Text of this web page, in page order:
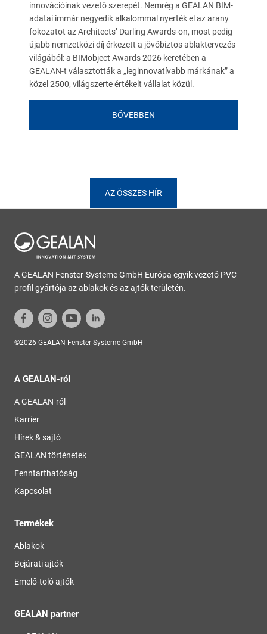
innovációinak vezető szerepét. Nemrég a GEALAN BIM-
adatai immár negyedik alkalommal nyerték el az arany
fokozatot az Architects’ Darling Awards-on, most pedig
újabb nemzetközi díj érkezett a jövőbiztos ablaktervezés
világából: a BIMobject Awards 2026 keretében a
GEALAN-t választották a „leginnovatívabb márkának” a
közel 2500, világszerte értékelt vállalat közül.
BŐVEBBEN
AZ ÖSSZES HÍR
A GEALAN Fenster-Systeme GmbH Európa egyik vezető PVC
profil gyártója az ablakok és az ajtók területén.
©2026 GEALAN Fenster-Systeme GmbH
A GEALAN-ról
A GEALAN-ról
Karrier
Hírek & sajtó
GEALAN történetek
Fenntarthatóság
Kapcsolat
Termékek
Ablakok
Bejárati ajtók
Emelő-toló ajtók
GEALAN partner